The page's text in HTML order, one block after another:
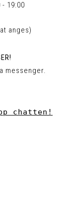
19:00
anges)
messenger.
chatten!